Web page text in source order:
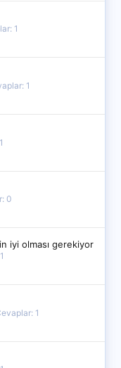
1
1
0
iyi olması gerekiyor
1